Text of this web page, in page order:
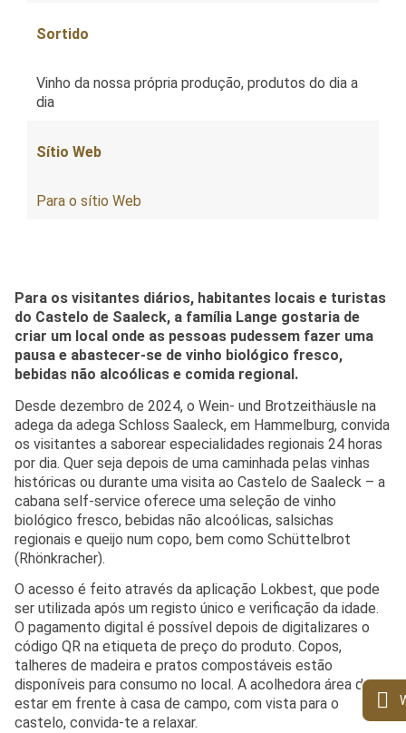
Sortido
Vinho da nossa própria produção, produtos do dia a
dia
Sítio Web
Para o sítio Web
Para os visitantes diários, habitantes locais e turistas
do Castelo de Saaleck, a família Lange gostaria de
criar um local onde as pessoas pudessem fazer uma
pausa e abastecer-se de vinho biológico fresco,
bebidas não alcoólicas e comida regional.
Desde dezembro de 2024, o Wein- und Brotzeithäusle na
adega da adega Schloss Saaleck, em Hammelburg, convida
os visitantes a saborear especialidades regionais 24 horas
por dia. Quer seja depois de uma caminhada pelas vinhas
históricas ou durante uma visita ao Castelo de Saaleck – a
cabana self-service oferece uma seleção de vinho
biológico fresco, bebidas não alcoólicas, salsichas
regionais e queijo num copo, bem como Schüttelbrot
(Rhönkracher).
O acesso é feito através da aplicação Lokbest, que pode
ser utilizada após um registo único e verificação da idade.
O pagamento digital é possível depois de digitalizares o
código QR na etiqueta de preço do produto. Copos,
talheres de madeira e pratos compostáveis estão
disponíveis para consumo no local. A acolhedora área de
estar em frente à casa de campo, com vista para o
castelo, convida-te a relaxar.